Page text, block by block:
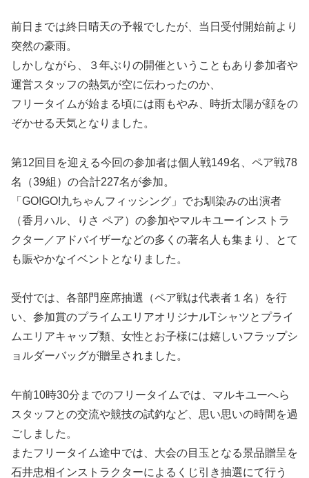
前日までは終日晴天の予報でしたが、当日受付開始前より
突然の豪雨。
しかしながら、３年ぶりの開催ということもあり参加者や
運営スタッフの熱気が空に伝わったのか、
フリータイムが始まる頃には雨もやみ、時折太陽が顔をの
ぞかせる天気となりました。
第12回目を迎える今回の参加者は個人戦149名、ペア戦78
名（39組）の合計227名が参加。
「GO!GO!九ちゃんフィッシング」でお馴染みの出演者
（香月ハル、りさ ペア）の参加やマルキユーインストラ
クター／アドバイザーなどの多くの著名人も集まり、とて
も賑やかなイベントとなりました。
受付では、各部門座席抽選（ペア戦は代表者１名）を行
い、参加賞のプライムエリアオリジナルTシャツとプライ
ムエリアキャップ類、女性とお子様には嬉しいフラップシ
ョルダーバッグが贈呈されました。
午前10時30分までのフリータイムでは、マルキユーへら
スタッフとの交流や競技の試釣など、思い思いの時間を過
ごしました。
またフリータイム途中では、大会の目玉となる景品贈呈を
石井忠相インストラクターによるくじ引き抽選にて行う